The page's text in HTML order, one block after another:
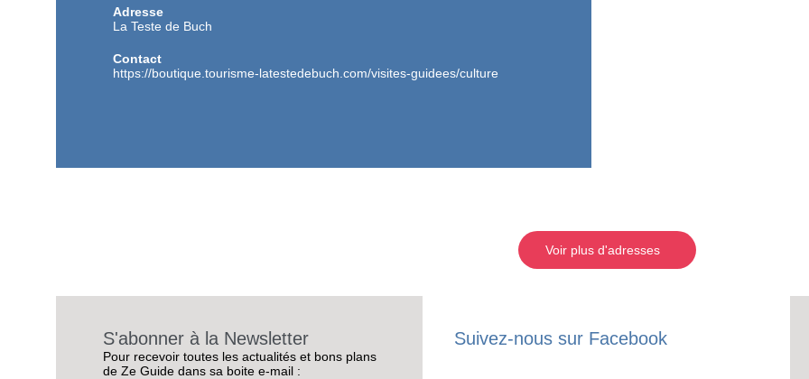
Adresse
La Teste de Buch
Contact
https://boutique.tourisme-latestedebuch.com/visites-guidees/culture
Voir plus d'adresses
S'abonner à la Newsletter
Pour recevoir toutes les actualités et bons plans
de Ze Guide dans sa boite e-mail :
Suivez-nous sur Facebook